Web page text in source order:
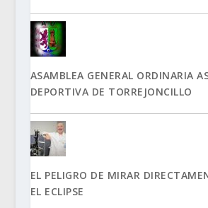
ASAMBLEA GENERAL ORDINARIA
DEPORTIVA DE TORREJONCILLO
EL PELIGRO DE MIRAR
EL ECLIPSE